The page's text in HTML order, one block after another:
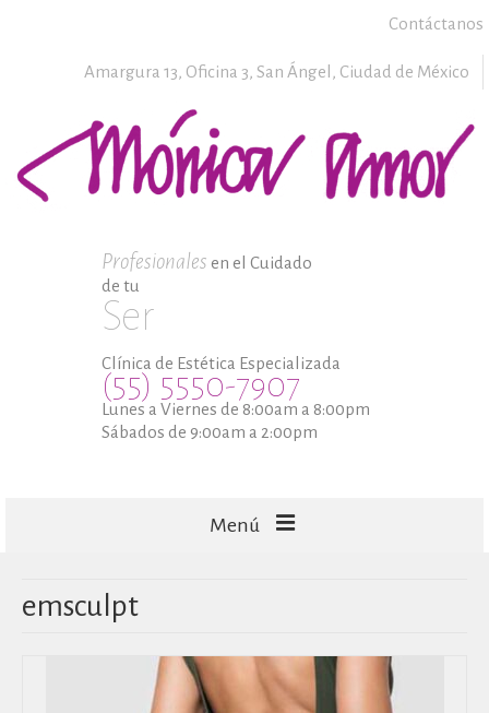
Contáctanos
Amargura 13, Oficina 3, San Ángel, Ciudad de México
Profesionales en el Cuidado
de tu
Ser
Clínica de Estética Especializada
(55) 5550-7907
Lunes a Viernes de 8:00am a 8:00pm
Sábados de 9:00am a 2:00pm
Menú
CAPILARES
emsculpt